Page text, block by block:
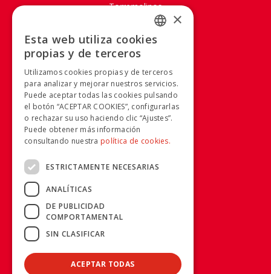
Torremolinos
SOBRE AVANZA
Mapa Web
Aviso legal
Política de Cookies
Política de privacidad
Condiciones generales
Condiciones de compra
Calidad y Medio Ambiente
955 038 665 - 900 925 148
×
Esta web utiliza cookies
propias y de terceros
Utilizamos cookies propias y de terceros
para analizar y mejorar nuestros servicios.
Puede aceptar todas las cookies pulsando
el botón “ACEPTAR COOKIES”, configurarlas
o rechazar su uso haciendo clic “Ajustes”.
Puede obtener más información
consultando nuestra política de cookies.
ESTRICTAMENTE NECESARIAS
ANALÍTICAS
DE PUBLICIDAD
COMPORTAMENTAL
SIN CLASIFICAR
ACEPTAR TODAS